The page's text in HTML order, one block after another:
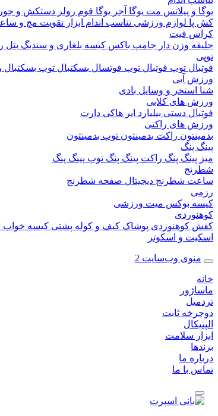
یوگا و پیلاتس مت یوگا آجر یوگا فوم رولر دستکش و
کش پا لوازم ورزشی تناسب اندام ابزار تقویت مچ و
کراس فیت
جلیقه وزن دار جامپ باکس کیسه بلغاری و سندبگ بتل
توپی
فوتبال توپ فوتبال توپ فوتسال بسکتبال توپ بسکتبال
ورزش آبی
شنا استخر و وسایل بادی
ورزش های کلابی
فوتبال دستی بیلیارد ایر هاکی دارت
ورزش های راکتی
بدمینتون راکت بدمینتون توپ بدمینتون
پینگ پنگ
میز پینگ پنگ راکت پینگ پنگ توپ پینگ پنگ
شطرنج
ساعت شطرنج دیجیتال صفحه شطرنج
رزمی
کیسه بوکس میت ورزشی
کوهنوردی
کفش کوهنوردی پوشاک کیف و کوله پشتی کیسه خواب
اسکیت و اسکوتر
منوی وب‌سایت 2
خانه
ماساژور
تردمیل
دوچرخه ثابت
الپتیکال
ابزار سلامت
برندها
درباره ما
تماس با ما